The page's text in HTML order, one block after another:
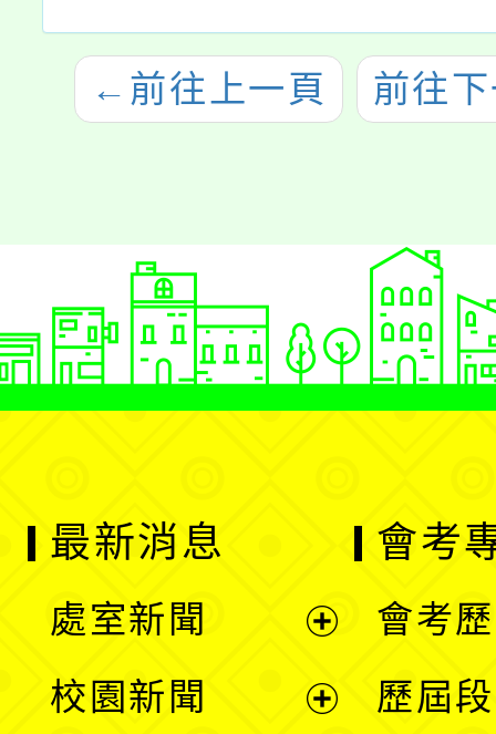
← 前往上一頁 前往
最新消息
處室新聞
校園新聞
會考
會考
歷屆